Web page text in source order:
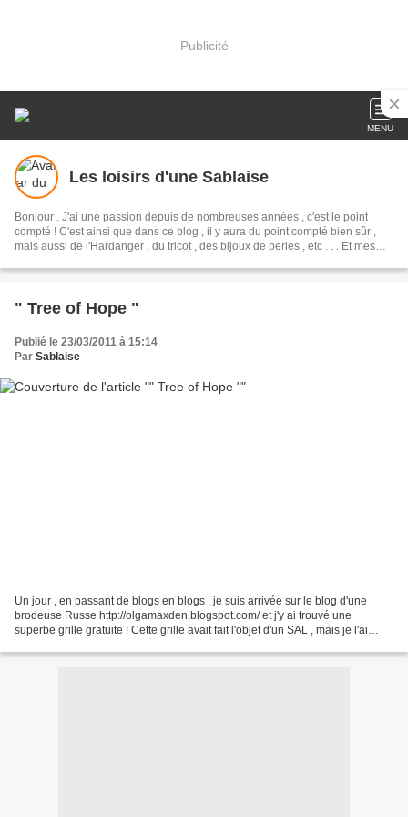
Publicité
MENU
Les loisirs d'une Sablaise
Bonjour . J'ai une passion depuis de nombreuses années , c'est le point
compté ! C'est ainsi que dans ce blog , il y aura du point compté bien sûr ,
mais aussi de l'Hardanger , du tricot , des bijoux de perles , etc . . . Et mes
et tout ce que j'aime !
" Tree of Hope "
Publié le 23/03/2011 à 15:14
Par Sablaise
Un jour , en passant de blogs en blogs , je suis arrivée sur le blog d'une
brodeuse Russe http://olgamaxden.blogspot.com/ et j'y ai trouvé une
superbe grille gratuite ! Cette grille avait fait l'objet d'un SAL , mais je l'ai